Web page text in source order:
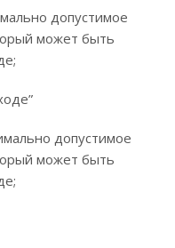
допустимое
может быть
допустимое
может быть